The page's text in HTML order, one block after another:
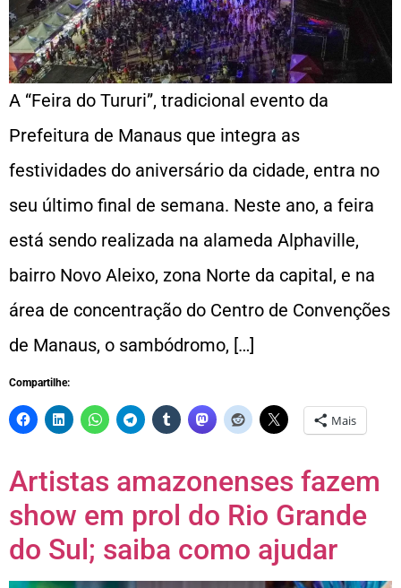
A “Feira do Tururi”, tradicional evento da
Prefeitura de Manaus que integra as
festividades do aniversário da cidade, entra no
seu último final de semana. Neste ano, a feira
está sendo realizada na alameda Alphaville,
bairro Novo Aleixo, zona Norte da capital, e na
área de concentração do Centro de Convenções
de Manaus, o sambódromo, […]
Compartilhe:
Mais
Artistas amazonenses fazem
show em prol do Rio Grande
do Sul; saiba como ajudar